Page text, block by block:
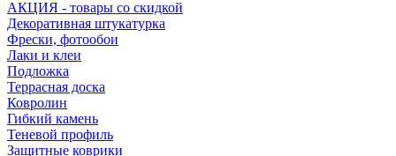
АКЦИЯ - товары со скидкой
Декоративная штукатурка
Фрески, фотообои
Лаки и клеи
Подложка
Террасная доска
Ковролин
Гибкий камень
Теневой профиль
Защитные коврики